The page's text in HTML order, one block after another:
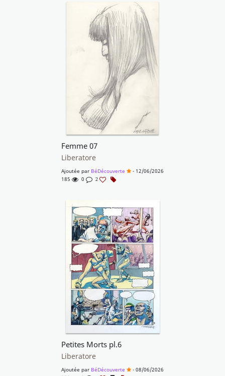
Femme 07
Liberatore
Ajoutée par BéDécouverte
- 12/06/2026
185
0 2
Petites Morts pl.6
Liberatore
Ajoutée par BéDécouverte
- 08/06/2026